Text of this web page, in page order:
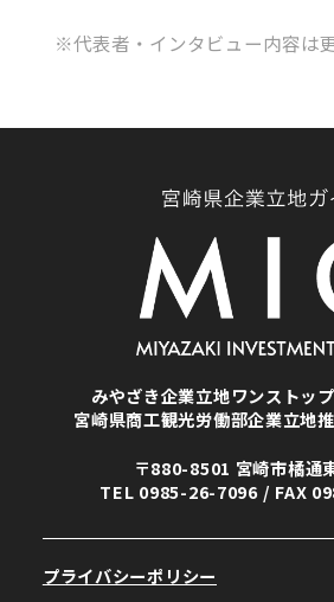
※代表者・インタビュー内容は
みやざき企業立地ワンストッ
宮崎県商工観光労働部企業立地
〒880-8501 宮崎市橘通
TEL 0985-26-7096/ FAX
プライバシーポリシー